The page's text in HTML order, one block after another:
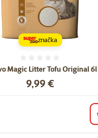
Magic Litter Tofu Original 6l
Cena
9,99 €
značka